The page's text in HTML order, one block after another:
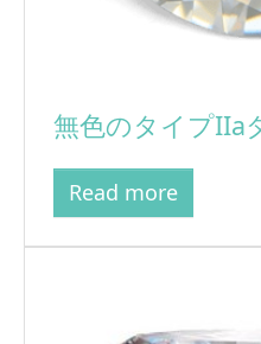
無色のタイプIIa
Read more